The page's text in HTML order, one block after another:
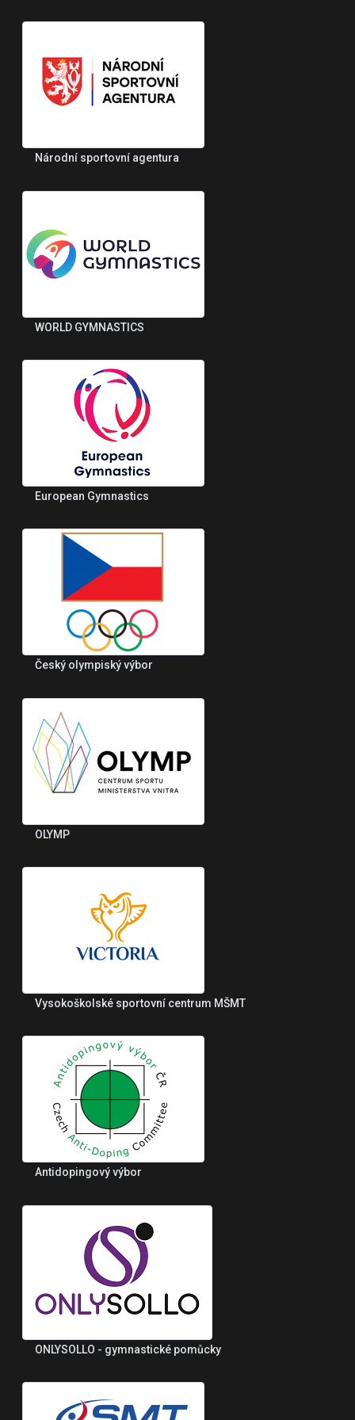
Národní sportovní agentura
WORLD GYMNASTICS
European Gymnastics
Český olympiský výbor
OLYMP
Vysokoškolské sportovní centrum MŠMT
Antidopingový výbor
ONLYSOLLO - gymnastické pomůcky